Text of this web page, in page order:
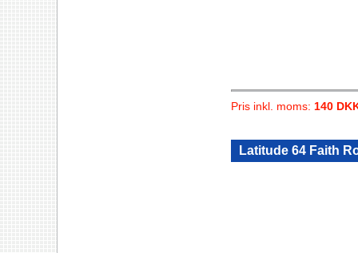
Pris inkl. moms: 140
Latitude 64 Faith